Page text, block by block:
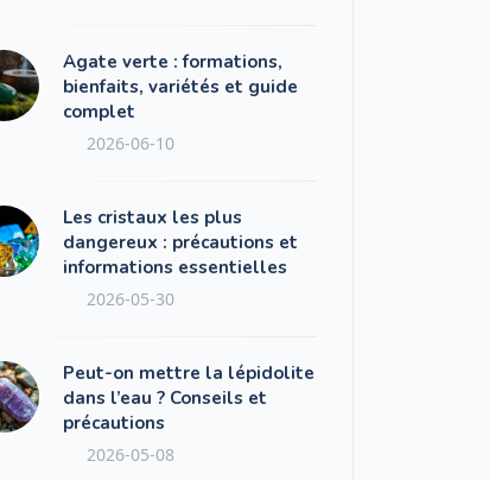
Agate verte : formations,
bienfaits, variétés et guide
complet
2026-06-10
Les cristaux les plus
dangereux : précautions et
informations essentielles
2026-05-30
Peut-on mettre la lépidolite
dans l’eau ? Conseils et
précautions
2026-05-08